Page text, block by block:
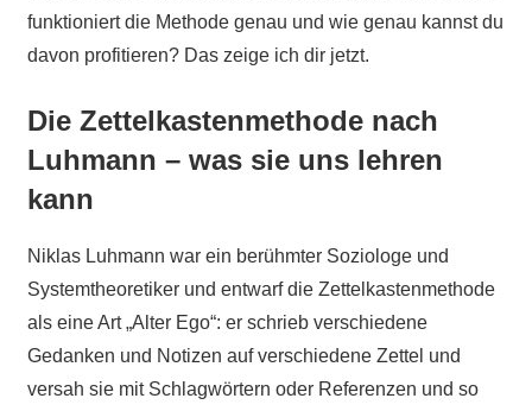
funktioniert die Methode genau und wie genau kannst du
davon profitieren? Das zeige ich dir jetzt.
Die Zettelkastenmethode nach
Luhmann – was sie uns lehren
kann
Niklas Luhmann war ein berühmter Soziologe und
Systemtheoretiker und entwarf die Zettelkastenmethode
als eine Art „Alter Ego“: er schrieb verschiedene
Gedanken und Notizen auf verschiedene Zettel und
versah sie mit Schlagwörtern oder Referenzen und so